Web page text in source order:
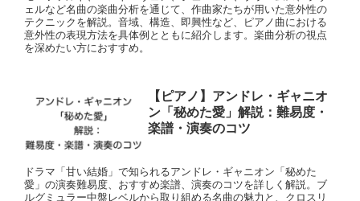
ェルなど名曲の楽曲分析を通じて、作曲家たちが用いた意外性の
テクニックを解説。音域、構造、即興性など、ピアノ曲における
意外性の表現方法を具体例とともに紹介します。楽曲分析の視点
を深めたい方におすすめ。
【ピアノ】アンドレ・ギャニオ
ン「秘めた愛」解説：難易度・
楽譜・演奏のコツ
ドラマ「甘い結婚」で知られるアンドレ・ギャニオン「秘めた
愛」の演奏難易度、おすすめ楽譜、演奏のコツを詳しく解説。ブ
ルグミュラー中盤レベルから取り組める名曲の魅力と、クロスリ